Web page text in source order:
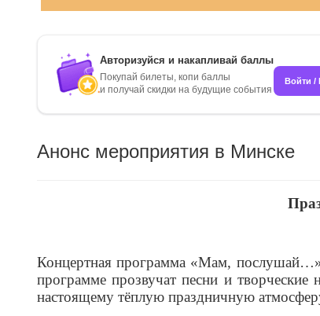
Авторизуйся и накапливай баллы
Покупай билеты, копи баллы
и получай скидки на будущие события
Войти /
Анонс мероприятия в Минске
Концертная программа «Мам, послушай…»
программе прозвучат песни и
настоящему тёплую праздничную